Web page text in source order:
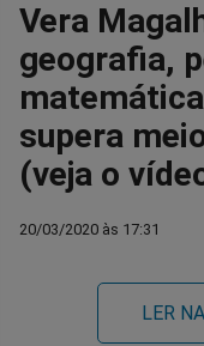
no
Facebook
no
Whatsapp
Vera
geografia,
supera
(veja o
20/03/2020 às 17:31
LER